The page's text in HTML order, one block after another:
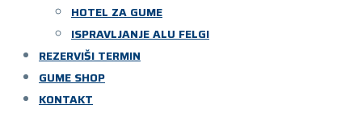
HOTEL ZA GUME
ISPRAVLJANJE ALU FELGI
REZERVIŠI TERMIN
GUME SHOP
KONTAKT